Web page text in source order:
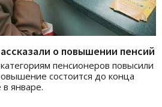
о повышении пенсий
пенсионеров повысили
состоится до конца
январе.